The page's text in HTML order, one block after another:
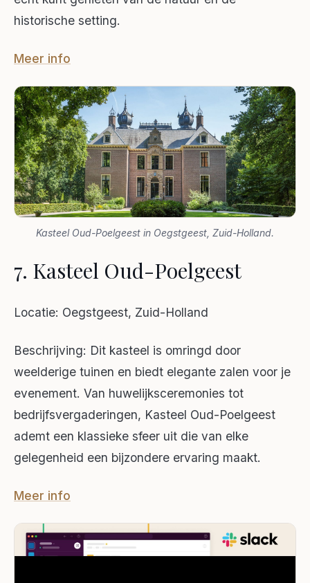
historische setting.
Meer info
Kasteel Oud-Poelgeest in Oegstgeest, Zuid-Holland.
7. Kasteel Oud-Poelgeest
Locatie: Oegstgeest, Zuid-Holland
Beschrijving: Dit kasteel is omringd door
weelderige tuinen en biedt elegante zalen voor je
evenement. Van huwelijksceremonies tot
bedrijfsvergaderingen, Kasteel Oud-Poelgeest
ademt een klassieke sfeer uit die van elke
gelegenheid een bijzondere ervaring maakt.
Meer info